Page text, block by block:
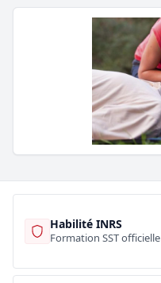
Habilité INRS
Formation SST officielle